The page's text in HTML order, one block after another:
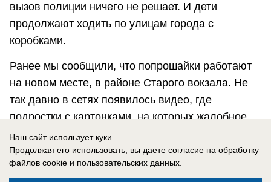
вызов полиции ничего не решает. И дети
продолжают ходить по улицам города с
коробками.
Ранее мы сообщили, что попрошайки работают
на новом месте, в районе Старого вокзала. Не
так давно в сетях появилось видео, где
подростки с картонками, на которых жалобное
«Помогите!» «Подайте!»
местесреди машин.
Наш сайт использует куки.
Продолжая его использовать, вы даете согласие на обработку
файлов cookie и пользовательских данных.